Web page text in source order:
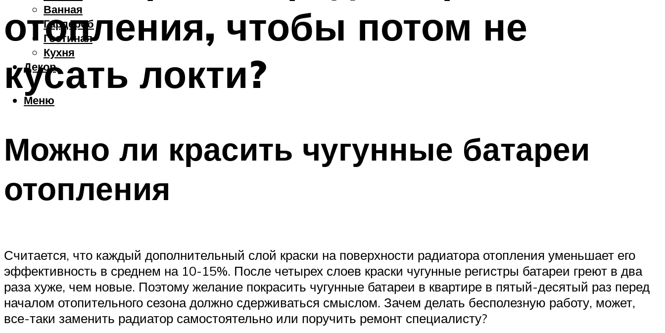
Ванная
Гардероб
Гостиная
Кухня
Декор
Меню
отопления, чтобы потом не
кусать локти?
Можно ли красить чугунные батареи
отопления
Считается, что каждый дополнительный слой краски на поверхности радиатора отопления уменьшает его
эффективность в среднем на 10-15%. После четырех слоев краски чугунные регистры батареи греют в два
раза хуже, чем новые. Поэтому желание покрасить чугунные батареи в квартире в пятый-десятый раз перед
началом отопительного сезона должно сдерживаться смыслом. Зачем делать бесполезную работу, может,
все-таки заменить радиатор самостоятельно или поручить ремонт специалисту?